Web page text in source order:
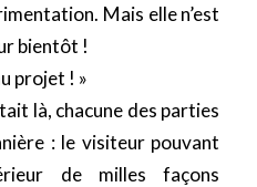
Mais elle n’est
bientôt !
projet ! »
là, chacune des parties
: le visiteur pouvant
de milles façons